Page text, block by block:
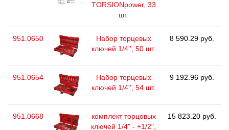
TORSIONpower, 33
шт.
951.0650
Набор торцевых
ключей 1/4'', 50 шт.
8 590.29 руб.
951.0654
Набор торцевых
ключей 1/4'', 54 шт.
9 192.96 руб.
951.0668
комплект торцовых
ключей 1/4" - +1/2",
15 823.20 руб.